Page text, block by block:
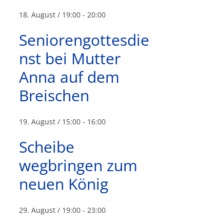
18. August / 19:00 - 20:00
Seniorengottesdie
nst bei Mutter
Anna auf dem
Breischen
19. August / 15:00 - 16:00
Scheibe
wegbringen zum
neuen König
29. August / 19:00 - 23:00